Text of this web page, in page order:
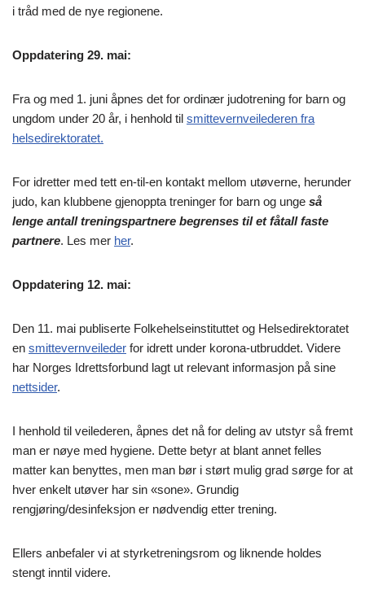
i tråd med de nye regionene.
Oppdatering 29. mai:
Fra og med 1. juni åpnes det for ordinær judotrening for barn og
ungdom under 20 år, i henhold til smittevernveilederen fra
helsedirektoratet.
For idretter med tett en-til-en kontakt mellom utøverne, herunder
judo, kan klubbene gjenoppta treninger for barn og unge så
lenge antall treningspartnere begrenses til et fåtall faste
partnere. Les mer her.
Oppdatering 12. mai:
Den 11. mai publiserte Folkehelseinstituttet og Helsedirektoratet
en smittevernveileder for idrett under korona-utbruddet. Videre
har Norges Idrettsforbund lagt ut relevant informasjon på sine
nettsider.
I henhold til veilederen, åpnes det nå for deling av utstyr så fremt
man er nøye med hygiene. Dette betyr at blant annet felles
matter kan benyttes, men man bør i størt mulig grad sørge for at
hver enkelt utøver har sin «sone». Grundig
rengjøring/desinfeksjon er nødvendig etter trening.
Ellers anbefaler vi at styrketreningsrom og liknende holdes
stengt inntil videre.